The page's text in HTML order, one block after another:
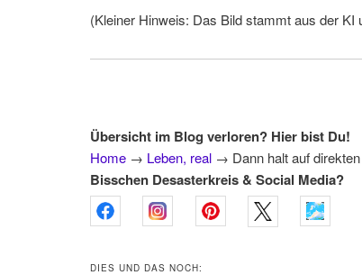
(Kleiner Hinweis: Das Bild stammt aus der
Übersicht im Blog verloren? Hier bist Du!
Home → Leben, real → Dann halt auf
Bisschen Desasterkreis & Social Media?
DIES UND DAS NOCH: